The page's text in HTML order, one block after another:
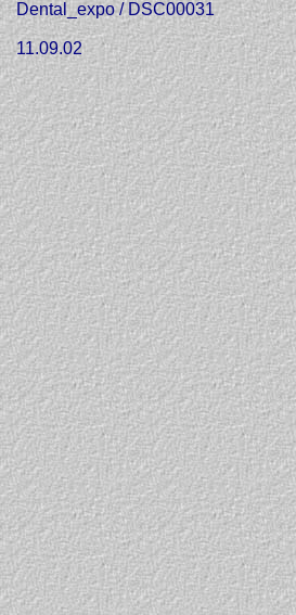
Dental_expo / DSC00031
11.09.02